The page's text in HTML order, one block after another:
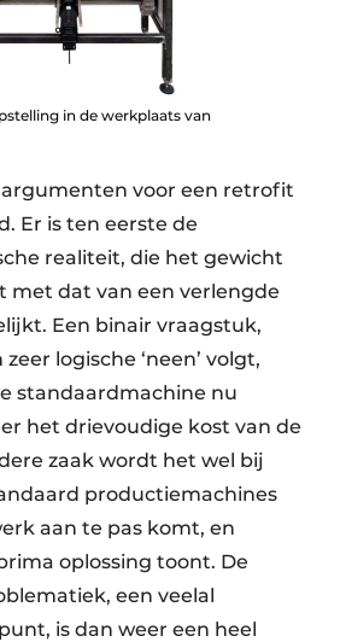
in de werkplaats van
voor een retrofit
Er is ten eerste de
realiteit, die het gewicht
met dat van een verlengde
Een binair vraagstuk,
logische ‘neen’ volgt,
standaardmachine nu
het drievoudige kost van de
zaak wordt het wel bij
productiemachines
aan te pas komt, en
oplossing toont. De
een veelal
is dan weer een heel